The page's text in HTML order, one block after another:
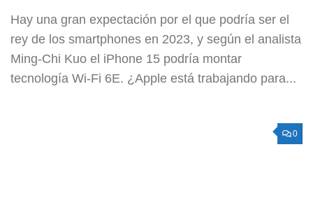
Hay una gran expectación por el que podría ser el
rey de los smartphones en 2023, y según el analista
Ming-Chi Kuo el iPhone 15 podría montar
tecnología Wi-Fi 6E. ¿Apple está trabajando para...
0